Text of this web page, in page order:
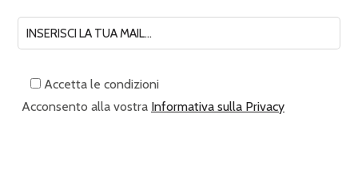
Accetta le condizioni
Acconsento alla vostra Informativa sulla Privacy